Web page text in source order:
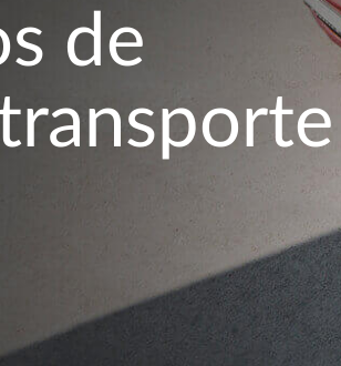
de